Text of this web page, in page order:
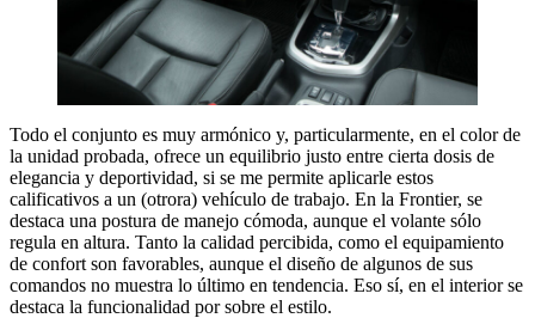
Todo el conjunto es muy armónico y, particularmente, en el color de
la unidad probada, ofrece un equilibrio justo entre cierta dosis de
elegancia y deportividad, si se me permite aplicarle estos
calificativos a un (otrora) vehículo de trabajo. En la Frontier, se
destaca una postura de manejo cómoda, aunque el volante sólo
regula en altura. Tanto la calidad percibida, como el equipamiento
de confort son favorables, aunque el diseño de algunos de sus
comandos no muestra lo último en tendencia. Eso sí, en el interior se
destaca la funcionalidad por sobre el estilo.